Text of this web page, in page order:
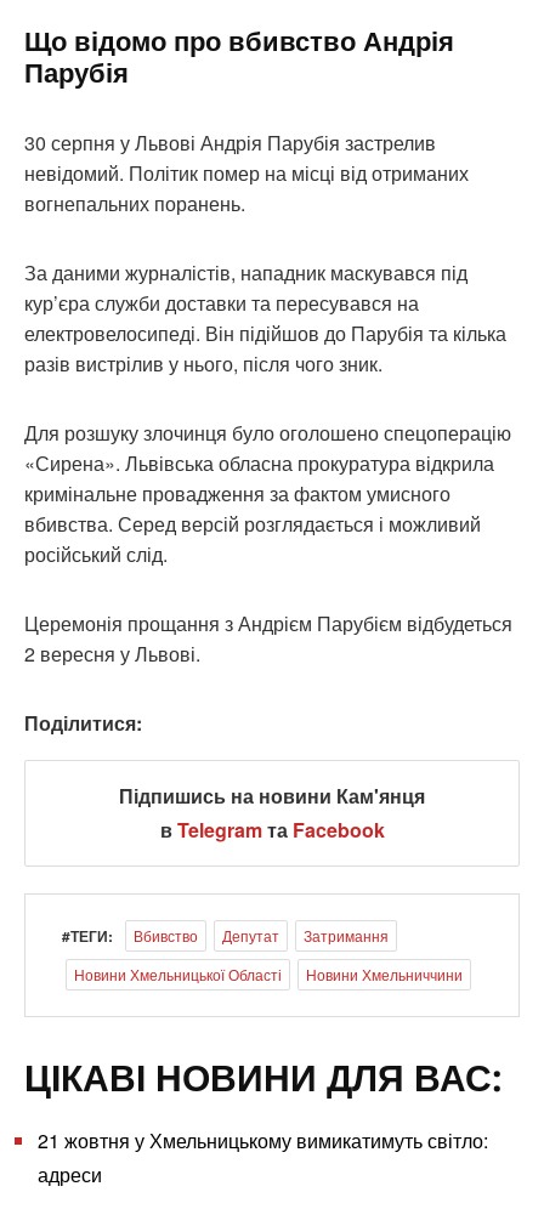
Що відомо про вбивство Андрія
Парубія
30 серпня у Львові Андрія Парубія застрелив
невідомий. Політик помер на місці від отриманих
вогнепальних поранень.
За даними журналістів, нападник маскувався під
кур’єра служби доставки та пересувався на
електровелосипеді. Він підійшов до Парубія та кілька
разів вистрілив у нього, після чого зник.
Для розшуку злочинця було оголошено спецоперацію
«Сирена». Львівська обласна прокуратура відкрила
кримінальне провадження за фактом умисного
вбивства. Серед версій розглядається і можливий
російський слід.
Церемонія прощання з Андрієм Парубієм відбудеться
2 вересня у Львові.
Поділитися:
Підпишись на новини Кам'янця
вTelegramта Facebook
#ТЕГИ: Вбивство Депутат
Затримання
Новини Хмельницької Області
Новини Хмельниччини
ЦІКАВІ НОВИНИ ДЛЯ ВАС:
21 жовтня у Хмельницькому вимикатимуть світло:
адреси